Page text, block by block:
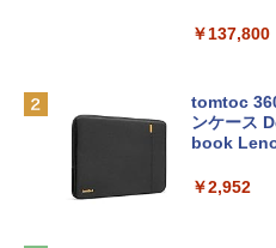
￥137,800
tomtoc
ンケース
book
￥2,952